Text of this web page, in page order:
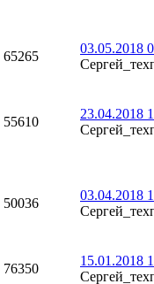
65265
03.05.2018
55610
23.04.2018
50036
03.04.2018
76350
15.01.2018